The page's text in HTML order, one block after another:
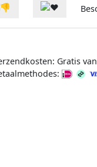
Gratis